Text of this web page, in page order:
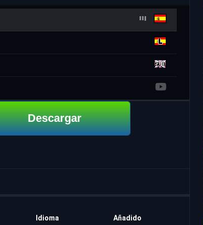
Descargar
Idioma Añadido